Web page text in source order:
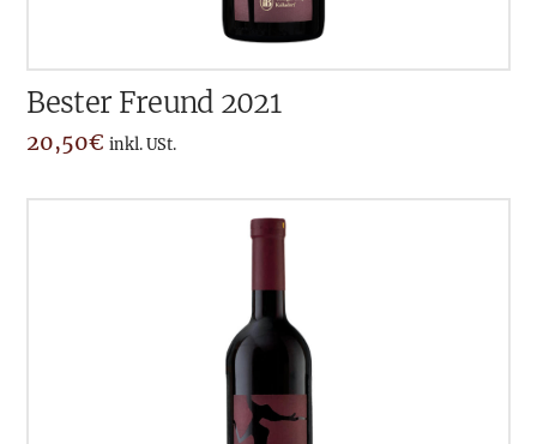
Bester Freund 2021
20,50€ inkl. USt.